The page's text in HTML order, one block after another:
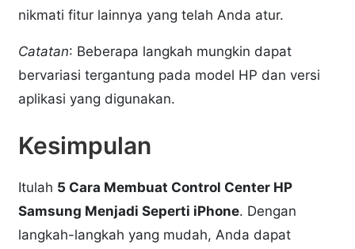
nikmati fitur lainnya yang telah Anda atur.
Catatan: Beberapa langkah mungkin dapat
bervariasi tergantung pada model HP dan versi
aplikasi yang digunakan.
Kesimpulan
Itulah 5 Cara Membuat Control Center HP
Samsung Menjadi Seperti iPhone. Dengan
langkah-langkah yang mudah, Anda dapat